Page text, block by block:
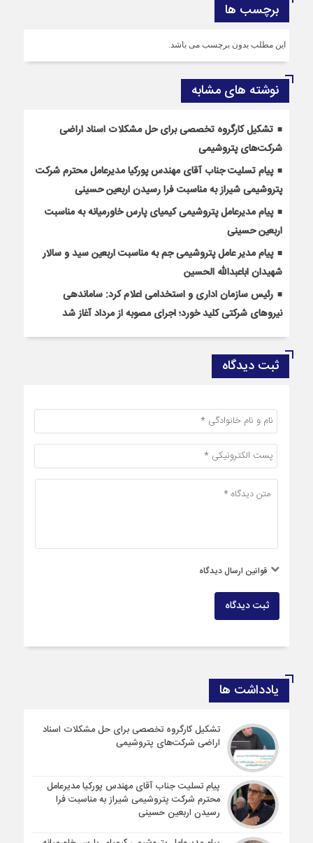
برچسب ها
این مطلب بدون برچسب می باشد.
نوشته های مشابه
تشکیل کارگروه تخصصی برای حل مشکلات اسناد اراضی
شرکت‌های پتروشیمی
پیام تسلیت جناب آقای مهندس پوركیا مدیرعامل محترم شركت
پتروشیمی شیراز به مناسبت فرا رسیدن اربعین حسینی
پیام مدیرعامل پتروشیمی کیمیای پارس خاورمیانه به مناسبت
اربعین حسینی
پیام مدیر عامل پتروشیمی جم به مناسبت اربعین سید و سالار
شهیدان اباعبدالله الحسین
رئیس سازمان اداری و استخدامی اعلام کرد: ساماندهی
نیروهای شرکتی کلید خورد؛ اجرای مصوبه از مرداد آغاز شد
ثبت دیدگاه
قوانین ارسال دیدگاه
ثبت دیدگاه
یادداشت ها
تشکیل کارگروه تخصصی برای حل مشکلات اسناد
اراضی شرکت‌های پتروشیمی
پیام تسلیت جناب آقای مهندس پوركیا مدیرعامل
محترم شركت پتروشیمی شیراز به مناسبت فرا
رسیدن اربعین حسینی